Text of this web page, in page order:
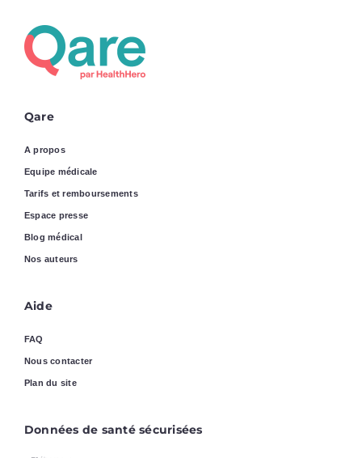
Qare
A propos
Equipe médicale
Tarifs et remboursements
Espace presse
Blog médical
Nos auteurs
Aide
FAQ
Nous contacter
Plan du site
Données de santé sécurisées